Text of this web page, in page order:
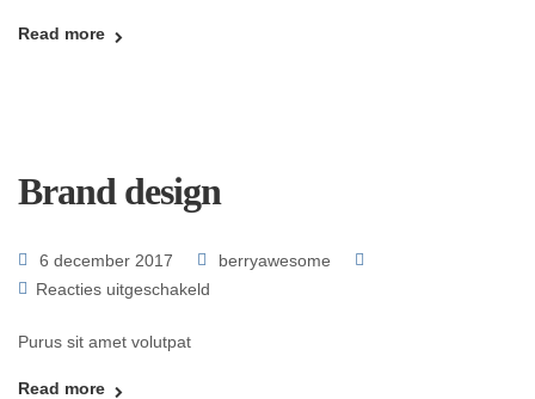
Read more
Brand design
6 december 2017
berryawesome
Reacties uitgeschakeld
Purus sit amet volutpat
Read more